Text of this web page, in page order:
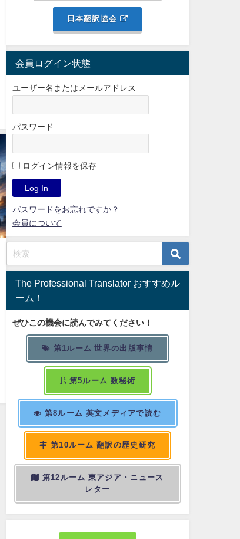
日本翻訳協会
会員ログイン状態
ユーザー名またはメールアドレス
パスワード
ログイン情報を保存
パスワードをお忘れですか？
会員について
The Professional Translator おすすめル
ーム！
ぜひこの機会に読んでみてください！
第1ルーム 世界の出版事情
第5ルーム 数秘術
第8ルーム 英文メディアで読む
第10ルーム 翻訳の歴史研究
第12ルーム 東アジア・ニュース
レター